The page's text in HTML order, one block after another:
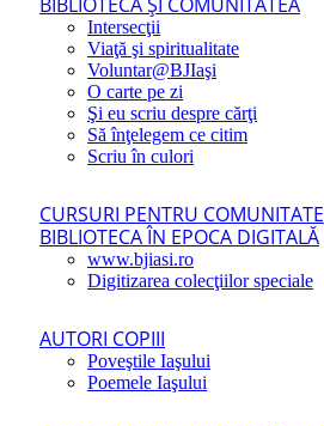
Intersecţii
Viaţă şi spiritualitate
Voluntar@BJIaşi
O carte pe zi
Şi eu scriu despre cărţi
Să înţelegem ce citim
Scriu în culori
CURSURI PENTRU COMUNITATE
BIBLIOTECA ÎN EPOCA DIGITALĂ
www.bjiasi.ro
Digitizarea colecţiilor speciale
AUTORI COPIII
Poveştile Iaşului
Poemele Iaşului